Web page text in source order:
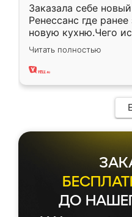
Заказала себе
Ренессанс где
новую кухню.Чего
вполне довольна.
два года, нареканий
Читать полностью
ДО